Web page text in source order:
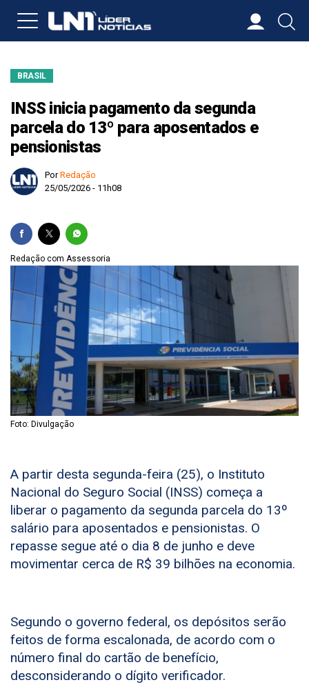
BRASIL
INSS inicia pagamento da segunda
parcela do 13º para aposentados e
pensionistas
PorRedação
25/05/2026 - 11h08
Redação com Assessoria
Foto: Divulgação
A partir desta segunda-feira (25), o Instituto
Nacional do Seguro Social (INSS) começa a
liberar o pagamento da segunda parcela do 13º
salário para aposentados e pensionistas. O
repasse segue até o dia 8 de junho e deve
movimentar cerca de R$ 39 bilhões na economia.
Segundo o governo federal, os depósitos serão
feitos de forma escalonada, de acordo com o
número final do cartão de benefício,
desconsiderando o dígito verificador.